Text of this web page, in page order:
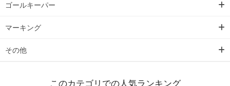
ゴールキーパー
マーキング
その他